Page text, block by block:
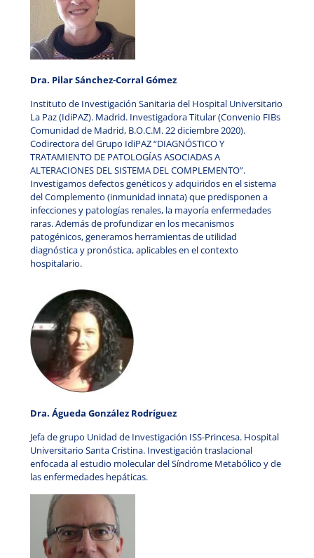
Dra. Pilar Sánchez-Corral Gómez
Instituto de Investigación Sanitaria del Hospital Universitario
La Paz (IdiPAZ). Madrid. Investigadora Titular (Convenio FIBs
Comunidad de Madrid, B.O.C.M. 22 diciembre 2020).
Codirectora del Grupo IdiPAZ “DIAGNÓSTICO Y
TRATAMIENTO DE PATOLOGÍAS ASOCIADAS A
ALTERACIONES DEL SISTEMA DEL COMPLEMENTO”.
Investigamos defectos genéticos y adquiridos en el sistema
del Complemento (inmunidad innata) que predisponen a
infecciones y patologías renales, la mayoría enfermedades
raras. Además de profundizar en los mecanismos
patogénicos, generamos herramientas de utilidad
diagnóstica y pronóstica, aplicables en el contexto
hospitalario.
Dra. Águeda González Rodríguez
Jefa de grupo Unidad de Investigación ISS-Princesa. Hospital
Universitario Santa Cristina. Investigación traslacional
enfocada al estudio molecular del Síndrome Metabólico y de
las enfermedades hepáticas.